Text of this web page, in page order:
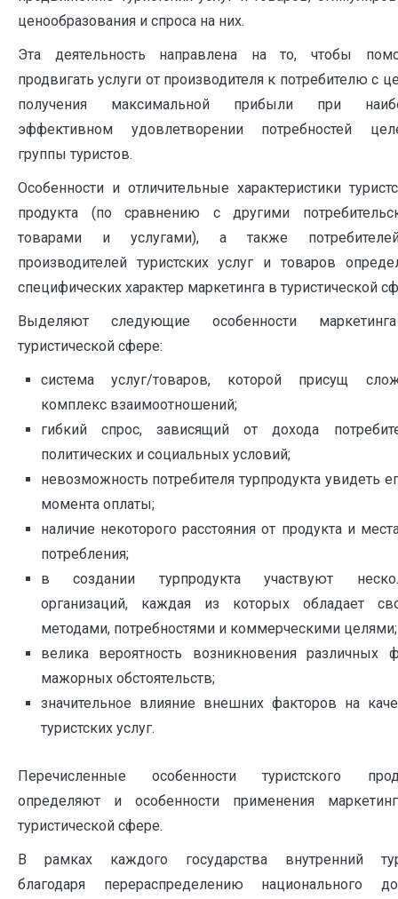
ценообразования и спроса на них.
Эта деятельность направлена на то, чтобы
продвигать услуги от производителя к потребителю с
получения максимальной прибыли при
эффективном удовлетворении потребностей
группы туристов.
Особенности и отличительные характеристики
продукта (по сравнению с другими
товарами и услугами), а также
производителей туристских услуг и товаров
специфических характер маркетинга в туристической
Выделяют следующие особенности
туристической сфере:
система услуг/товаров, которой присущ
комплекс взаимоотношений;
гибкий спрос, зависящий от дохода
политических и социальных условий;
невозможность потребителя турпродукта увидеть
момента оплаты;
наличие некоторого расстояния от продукта и
потребления;
в создании турпродукта участвуют
организаций, каждая из которых обладает
методами, потребностями и коммерческими целями;
велика вероятность возникновения различных
мажорных обстоятельств;
значительное влияние внешних факторов на
туристских услуг.
Перечисленные особенности туристского
определяют и особенности применения
туристической сфере.
В рамках каждого государства внутренний
благодаря перераспределению национального